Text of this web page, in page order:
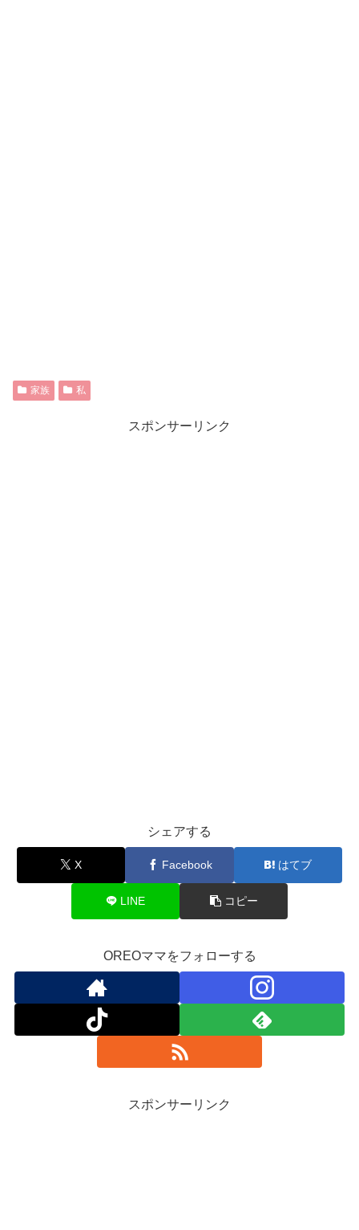
家族 私
スポンサーリンク
シェアする
X Facebook はてブ
LINE コピー
OREOママをフォローする
スポンサーリンク